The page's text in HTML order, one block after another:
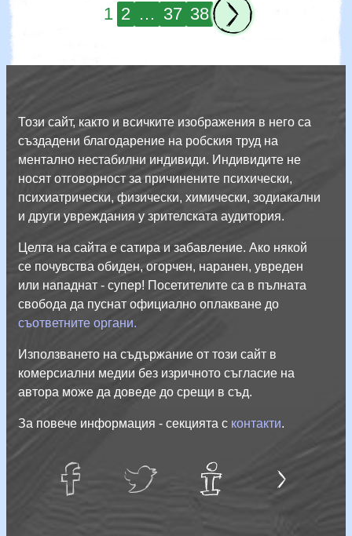
1 2 … 37 38
Този сайт, както и всичките изображения в него са
създадени благодарение на робския труд на
ментално нестабилни индивиди. Индивидите не
носят отговорност за причинените психически,
психиатрически, физически, химически, зодиакални
и други увреждания у зрителската аудитория.
Целта на сайта е сатира и забавление. Ако някой
се почувства обиден, огорчен, наранен, увреден
или нападнат - супер! Посетителите са в пълната
свобода да пуснат официално оплакване до
съответните органи.
Използването на съдържание от този сайт в
комерсиални медии без изричното съгласие на
автора може да доведе до срещи в съд.
За повече информация - секцията с контакти.
facebug twatter
Тук
не е
Личе
нСайт